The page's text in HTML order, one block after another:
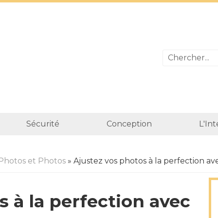
Sécurité Conception
et Photos» Ajustez vos photos à la perfection
à la perfection avec